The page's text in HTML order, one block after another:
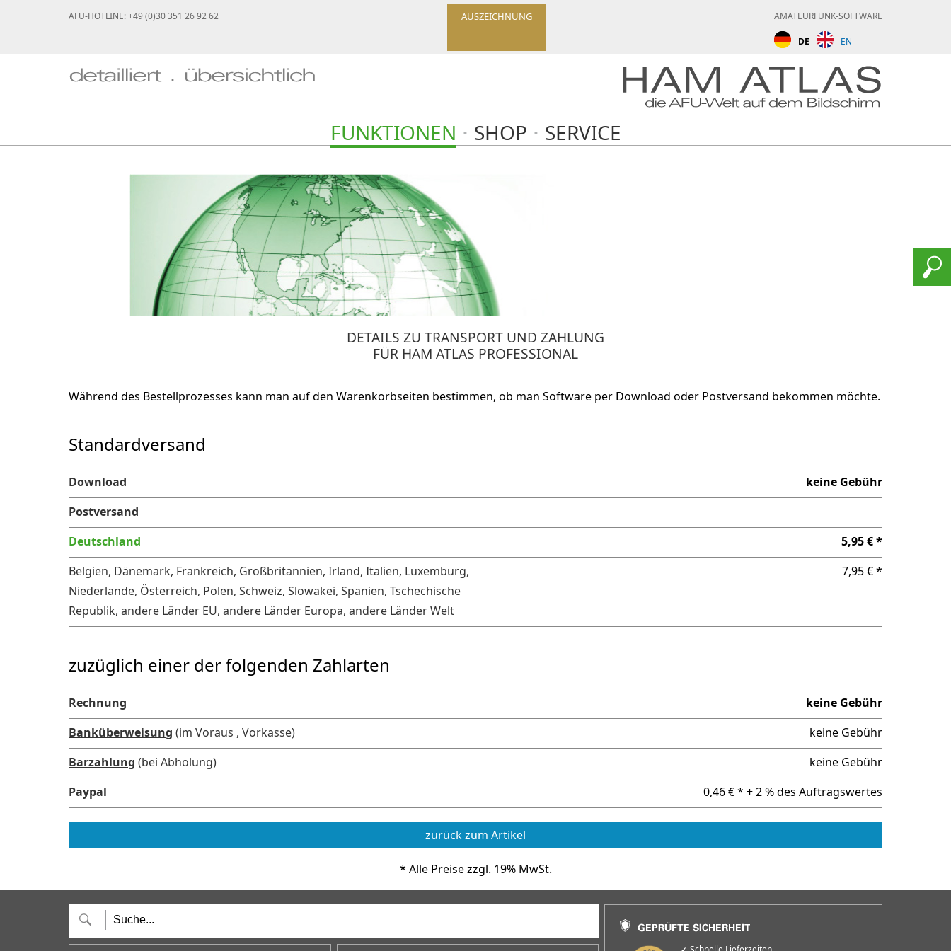
AFU-HOTLINE: +49 (0)30 351 26 92 62 AUSZEICHNUNG AMATEURFUNK-SOFTWARE
DE EN
FUNKTIONEN SHOP SERVICE
DETAILS ZU TRANSPORT UND ZAHLUNG
FÜR HAM ATLAS PROFESSIONAL
Während des Bestellprozesses kann man auf den Warenkorbseiten bestimmen, ob man Software per Download oder Postversand bekommen möchte.
Standardversand
Download
keine Gebühr
Postversand
Deutschland
5,95 € *
Belgien, Dänemark, Frankreich, Großbritannien, Irland, Italien, Luxemburg,
Niederlande, Österreich, Polen, Schweiz, Slowakei, Spanien, Tschechische
Republik, andere Länder EU, andere Länder Europa, andere Länder Welt
7,95 € *
zuzüglich einer der folgenden Zahlarten
Rechnung
keine Gebühr
Banküberweisung (im Voraus , Vorkasse)
keine Gebühr
Barzahlung (bei Abholung)
keine Gebühr
Paypal
0,46 € * + 2 % des Auftragswertes
zurück zum Artikel
* Alle Preise zzgl. 19% MwSt.